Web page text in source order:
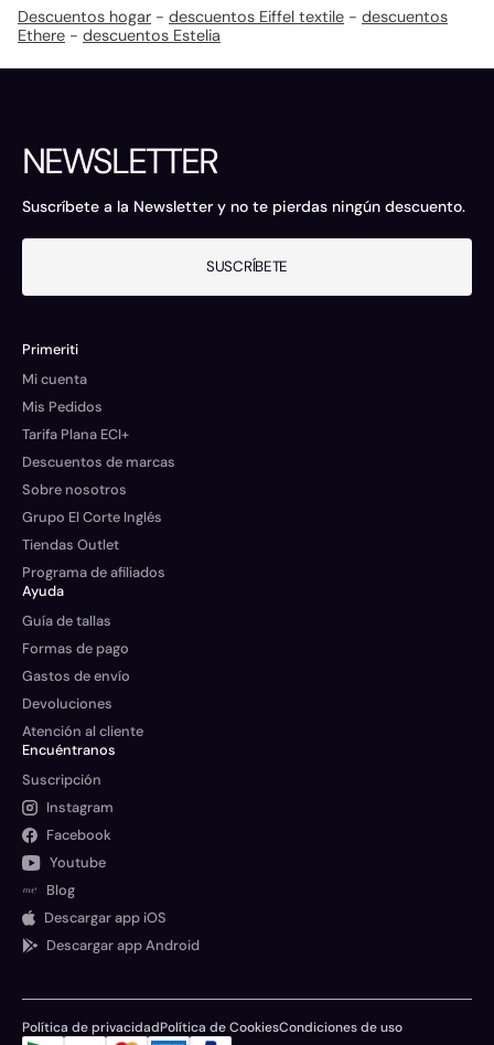
Descuentos hogar - descuentos Eiffel textile - descuentos
Ethere - descuentos Estelia
NEWSLETTER
Suscríbete a la Newsletter y no te pierdas ningún descuento.
SUSCRÍBETE
Primeriti
Mi cuenta
Mis Pedidos
Tarifa Plana ECI+
Descuentos de marcas
Sobre nosotros
Grupo El Corte Inglés
Tiendas Outlet
Programa de afiliados
Ayuda
Guía de tallas
Formas de pago
Gastos de envío
Devoluciones
Atención al cliente
Encuéntranos
Suscripción
Instagram
Facebook
Youtube
Blog
Descargar app iOS
Descargar app Android
Política de privacidadPolítica de CookiesCondiciones de uso